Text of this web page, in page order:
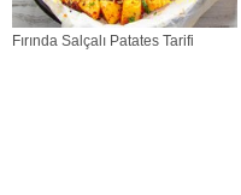
Fırında Salçalı Patates Tarifi